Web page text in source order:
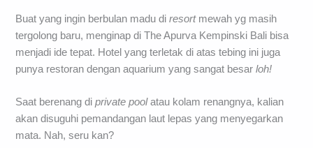
Buat yang ingin berbulan madu diresort mewah yg masih
tergolong baru, menginap di The Apurva Kempinski Bali bisa
menjadi ide tepat. Hotel yang terletak di atas tebing ini juga
punya restoran dengan aquarium yang sangat besarloh!
Saat berenang diprivate poolatau kolam renangnya, kalian
akan disuguhi pemandangan laut lepas yang menyegarkan
mata. Nah, seru kan?